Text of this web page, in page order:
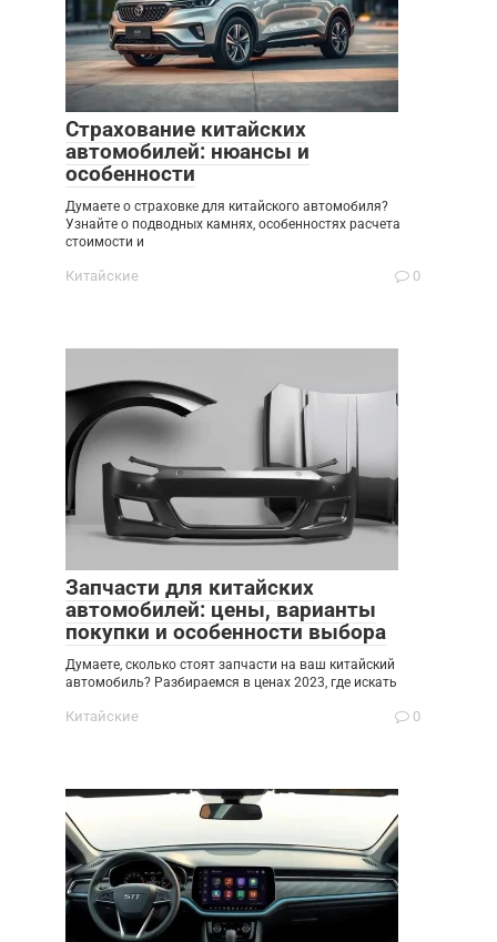
Страхование китайских
автомобилей: нюансы и
особенности
Думаете о страховке для китайского автомобиля?
Узнайте о подводных камнях, особенностях расчета
стоимости и
Китайские 0
Запчасти для китайских
автомобилей: цены, варианты
покупки и особенности выбора
Думаете, сколько стоят запчасти на ваш китайский
автомобиль? Разбираемся в ценах 2023, где искать
Китайские 0